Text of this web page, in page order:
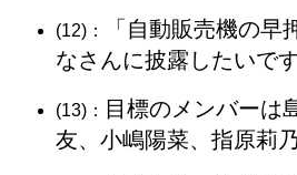
(12)：
「自動販売機の早
なさんに披露したいです
(13)：
目標のメンバーは
友、小嶋陽菜、指原莉